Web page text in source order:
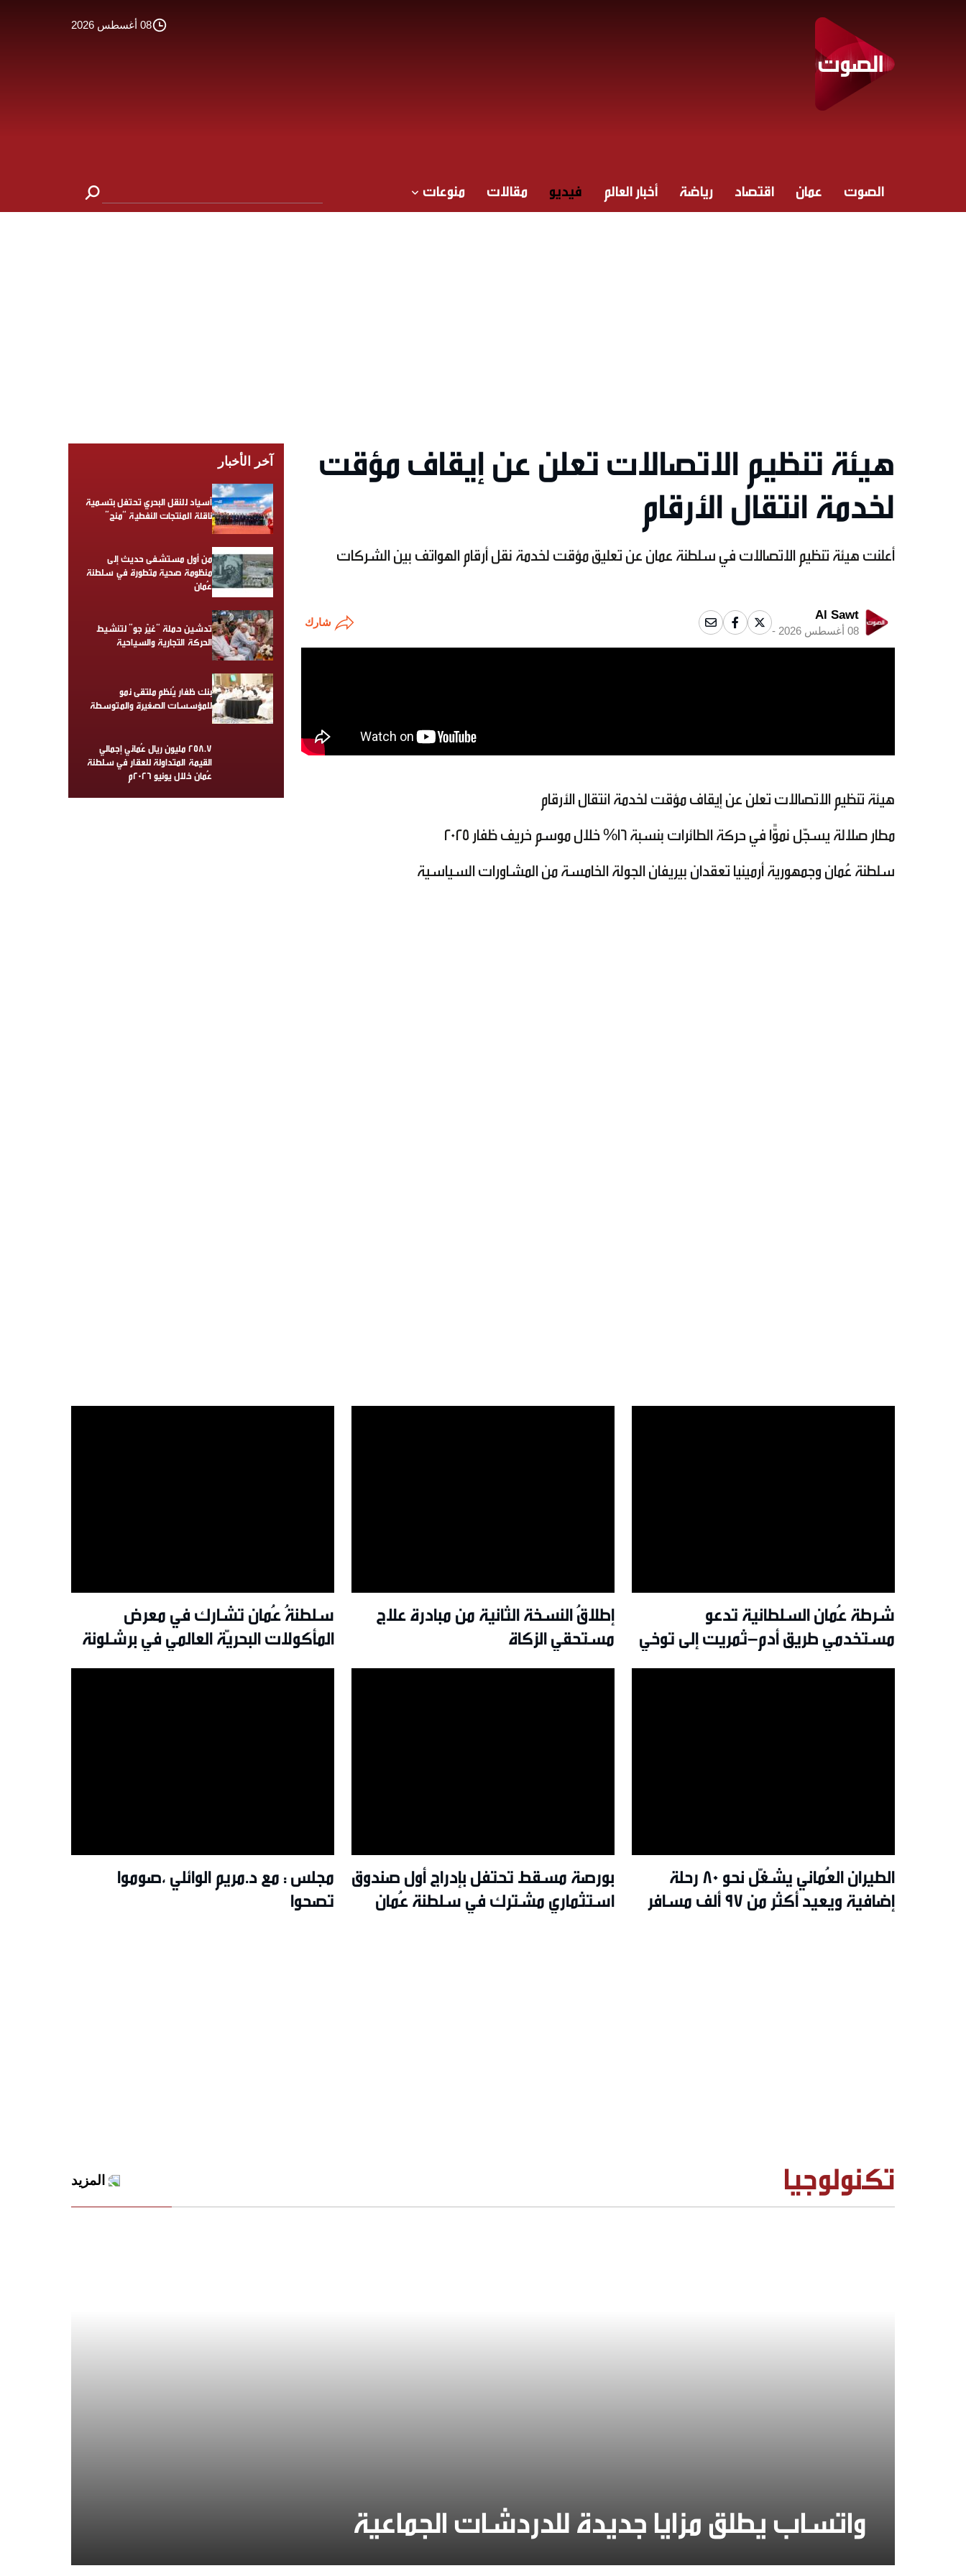
08 أغسطس 2026
الصوت عمان اقتصاد رياضة أخبار العالم فيديو مقالات منوعات
هيئة تنظيم الاتصالات تعلن عن إيقاف مؤقت
لخدمة انتقال الأرقام
أعلنت هيئة تنظيم الاتصالات في سلطنة عمان عن تعليق مؤقت لخدمة نقل أرقام الهواتف بين الشركات
Al Sawt
08 أغسطس 2026 -
شارك
هيئة تنظيم الاتصالات تعلن عن إيقاف مؤقت لخدمة انتقال الأرقام
مطار صلالة يسجّل نموًّا في حركة الطائرات بنسبة 16% خلال موسم خريف ظفار 2025
سلطنة عُمان وجمهورية أرمينيا تعقدان بيريفان الجولة الخامسة من المشاورات السياسية
آخر الأخبار
أسياد للنقل البحري تحتفل بتسمية
ناقلة المنتجات النفطية “منح”
من أول مستشفى حديث إلى
منظومة صحية متطورة في سلطنة
عُمان
تدشين حملة “غيّر جو” لتنشيط
الحركة التجارية والسياحية
بنك ظفار يُنظم ملتقى نمو
للمؤسسات الصغيرة والمتوسطة
258.7 مليون ريال عُماني إجمالي
القيمة المتداولة للعقار في سلطنة
عُمان خلال يونيو 2026م
شرطة عُمان السلطانية تدعو
مستخدمي طريق أدم–ثمريت إلى توخي
إطلاقُ النسخة الثانية من مبادرة علاج
مستحقي الزكاة
سلطنةُ عُمان تشارك في معرض
المأكولات البحريّة العالمي في برشلونة
الطيران العُماني يشغّل نحو 80 رحلة
إضافية ويعيد أكثر من 97 ألف مسافر
بورصة مسقط تحتفل بإدراج أول صندوق
استثماري مشترك في سلطنة عُمان
مجلس : مع د.مريم الوائلي ،صوموا
تصحوا
تكنولوجيا المزيد
واتساب يطلق مزايا جديدة للدردشات الجماعية